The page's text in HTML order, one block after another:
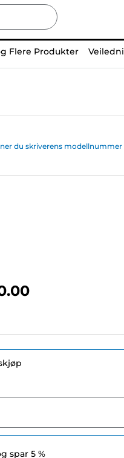
Flere Produkter
du skriverens modellnummer
spar 5 %